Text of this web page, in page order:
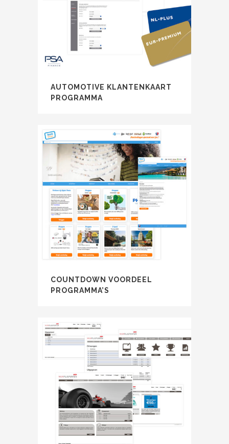
AUTOMOTIVE KLANTENKAART
PROGRAMMA
COUNTDOWN VOORDEEL
PROGRAMMA’S